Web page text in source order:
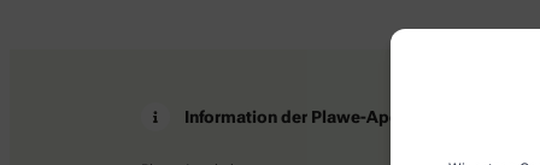
Information der Plawe-Apotheke